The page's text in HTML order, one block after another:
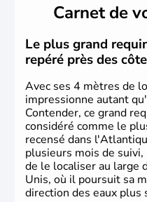
Plusieurs populations se
des européens, suite à
Christophe Colomb
britanniques proclament
en 1776 et adoptent leur
La conquête de l'Ouest
phase de développement
Carnet de
Le plus grand
repéré près des
Avec ses 4 mètres de
impressionne autant
Contender, ce grand
considéré comme le
recensé dans
plusieurs mois de
de le localiser au large
Unis, où il poursuit sa
direction des eaux plus